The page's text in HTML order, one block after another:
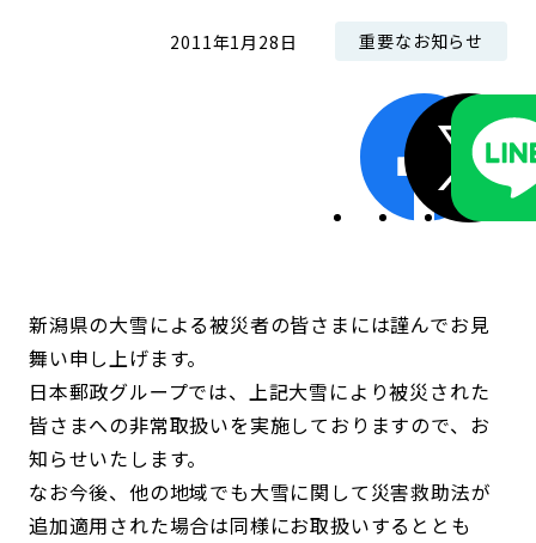
2011年1月28日 重要なお知らせ
新潟県の大雪による被災者の皆さまには謹んでお見
舞い申し上げます。
日本郵政グループでは、上記大雪により被災された
皆さまへの非常取扱いを実施しておりますので、お
知らせいたします。
なお今後、他の地域でも大雪に関して災害救助法が
追加適用された場合は同様にお取扱いするととも